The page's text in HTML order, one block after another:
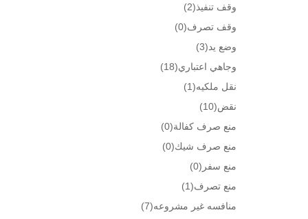
وقف تنفيذ(2)
وقف تصرف(0)
وضع يد(3)
وجاهي اعتباري(18)
نقل ملكيه(1)
نقض(10)
منع صرف كفالة(0)
منع صرف شيك(0)
منع سفر (0)
منع تصرف(1)
منافسه غير مشروعه(7)